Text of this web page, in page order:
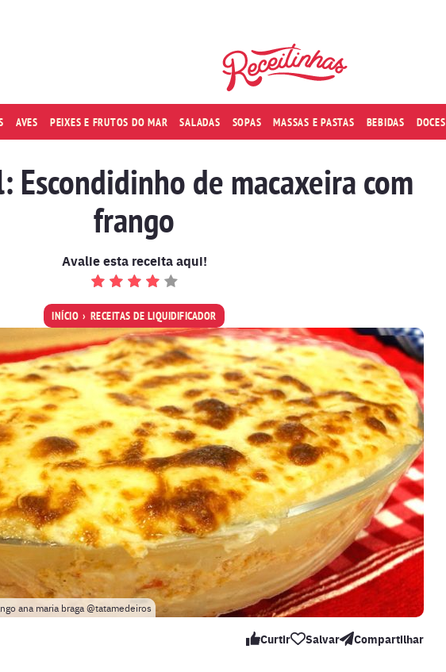
AVES PEIXES E FRUTOS DO MAR SALADAS SOPAS MASSAS E PASTAS BEBIDAS DOCES
Escondidinho de macaxeira com
frango
Avalie esta receita aqui!
INÍCIO RECEITAS DE LIQUIDIFICADOR
ana maria braga @tatamedeiros
Curtir Salvar Compartilhar